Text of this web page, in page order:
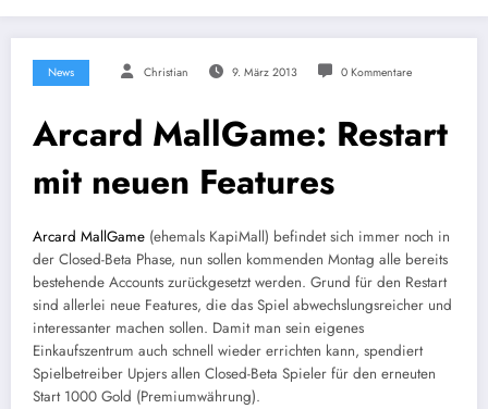
News Christian 9. März 2013 0 Kommentare
Arcard MallGame: Restart
mit neuen Features
Arcard MallGame (ehemals KapiMall) befindet sich immer noch in
der Closed-Beta Phase, nun sollen kommenden Montag alle bereits
bestehende Accounts zurückgesetzt werden. Grund für den Restart
sind allerlei neue Features, die das Spiel abwechslungsreicher und
interessanter machen sollen. Damit man sein eigenes
Einkaufszentrum auch schnell wieder errichten kann, spendiert
Spielbetreiber Upjers allen Closed-Beta Spieler für den erneuten
Start 1000 Gold (Premiumwährung).